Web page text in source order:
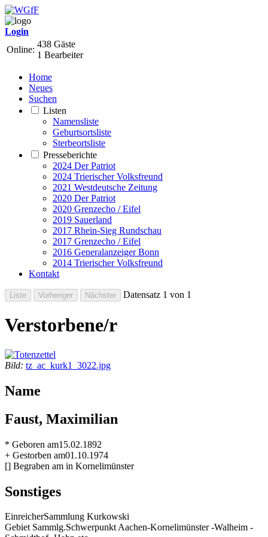
Login
Online:
438 Gäste
1 Bearbeiter
Home
Neues
Suchen
Listen
Namensliste
Geburtsortsliste
Sterbeortsliste
Presseberichte
2024 Der Patriot
2024 Trierischer Volksfreund
2021 Westdeutsche Zeitung
2020 Der Patriot
2020 Grenzecho / Eifel
2019 Sauerland
2017 Rhein-Sieg Rundschau
2017 Grenzecho / Eifel
2016 Generalanzeiger Bonn
2014 Trierischer Volksfreund
Kontakt
Datensatz 1 von 1
Verstorbene/r
Bild: tz_ac_kurk1_3022.jpg
Name
Faust, Maximilian
* Geboren am15.02.1892
+ Gestorben am01.10.1974
[] Begraben am in Kornelimünster
Sonstiges
EinreicherSammlung Kurkowski
Gebiet Sammlg.Schwerpunkt Aachen-Kornelimünster -Walheim -